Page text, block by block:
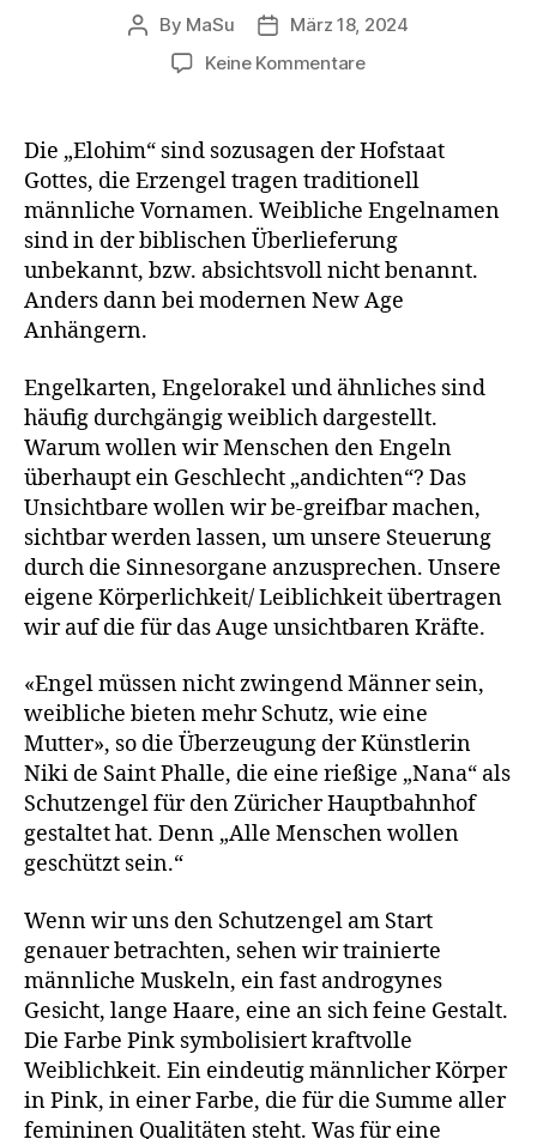
Post
author
By MaSu
PostMärz 18, 2024
Keine Kommentarezu
feminin?
Die „Elohim“ sind sozusagen der Hofstaat
Gottes, die Erzengel tragen traditionell
männliche Vornamen. Weibliche Engelnamen
sind in der biblischen Überlieferung
unbekannt, bzw. absichtsvoll nicht benannt.
Anders dann bei modernen New Age
Anhängern.
Engelkarten, Engelorakel und ähnliches sind
häufig durchgängig weiblich dargestellt.
Warum wollen wir Menschen den Engeln
überhaupt ein Geschlecht „andichten“? Das
Unsichtbare wollen wir be-greifbar machen,
sichtbar werden lassen, um unsere Steuerung
durch die Sinnesorgane anzusprechen. Unsere
eigene Körperlichkeit/ Leiblichkeit übertragen
wir auf die für das Auge unsichtbaren Kräfte.
«Engel müssen nicht zwingend Männer sein,
weibliche bieten mehr Schutz, wie eine
Mutter», so die Überzeugung der Künstlerin
Niki de Saint Phalle, die eine rießige „Nana“ als
Schutzengel für den Züricher Hauptbahnhof
gestaltet hat. Denn „Alle Menschen wollen
geschützt sein.“
Wenn wir uns den Schutzengel am Start
genauer betrachten, sehen wir trainierte
männliche Muskeln, ein fast androgynes
Gesicht, lange Haare, eine an sich feine Gestalt.
Die Farbe Pink symbolisiert kraftvolle
Weiblichkeit. Ein eindeutig männlicher Körper
in Pink, in einer Farbe, die für die Summe aller
femininen Qualitäten steht. Was für eine